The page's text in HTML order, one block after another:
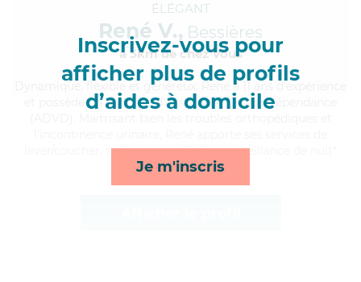
Inscrivez-vous pour
afficher plus de profils
d’aides à domicile
Je m'inscris
ÉLÉGANT
René V., Bessières
à 5km de chez Vous
, flexible et généreux, René a 11 ans d'expérience
et possède un diplôme d'Assistante De Vie Dépendance
lever/coucher, ménage, mobilité et surveillance de nuit*